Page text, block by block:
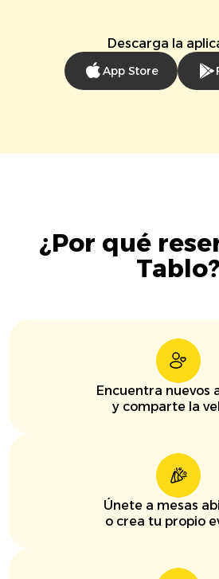
Descarga la
App Store
¿Por qué
Tablo?
Encuentra nuevos
y comparte la
Únete a mesas
o crea tu propio